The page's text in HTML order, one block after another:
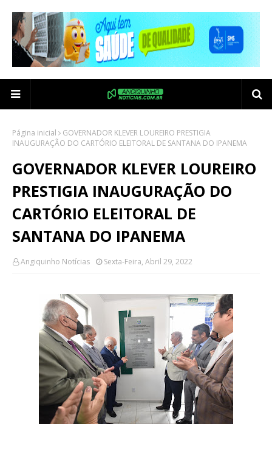
Página inicial
GOVERNADOR KLEVER LOUREIRO PRESTIGIA
INAUGURAÇÃO DO CARTÓRIO ELEITORAL DE SANTANA DO IPANEMA
GOVERNADOR KLEVER LOUREIRO
PRESTIGIA INAUGURAÇÃO DO
CARTÓRIO ELEITORAL DE
SANTANA DO IPANEMA
Angiquinho Notícias Sexta-Feira, Abril 29, 2022